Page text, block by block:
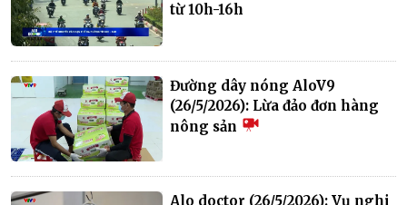
từ 10h-16h
Đường dây nóng AloV9
(26/5/2026): Lừa đảo đơn hàng
nông sản
Alo doctor (26/5/2026): Vụ nghi